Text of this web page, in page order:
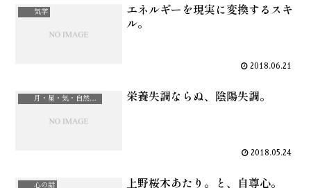
気学
エネルギーを現実に変換するスキ
ル。
2018.06.21
月・星・気・自然治癒力 栄養失調ならぬ、陰陽失調。
2018.05.24
心の話 上野桜木あたり。と、自尊心。